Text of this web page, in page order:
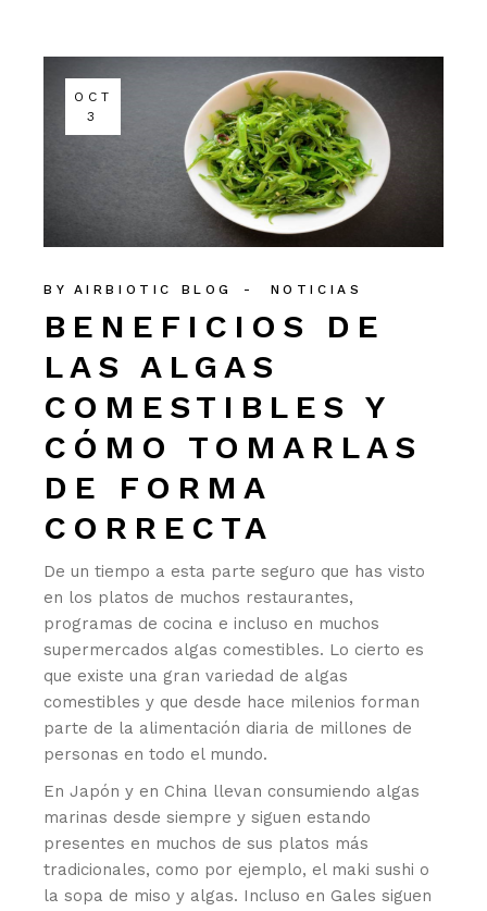
OCT
3
BY AIRBIOTIC BLOG NOTICIAS
BENEFICIOS DE
LAS ALGAS
COMESTIBLES Y
CÓMO TOMARLAS
DE FORMA
CORRECTA
De un tiempo a esta parte seguro que has visto
en los platos de muchos restaurantes,
programas de cocina e incluso en muchos
supermercados algas comestibles. Lo cierto es
que existe una gran variedad de algas
comestibles y que desde hace milenios forman
parte de la alimentación diaria de millones de
personas en todo el mundo.
En Japón y en China llevan consumiendo algas
marinas desde siempre y siguen estando
presentes en muchos de sus platos más
tradicionales, como por ejemplo, el maki sushi o
la sopa de miso y algas. Incluso en Gales siguen